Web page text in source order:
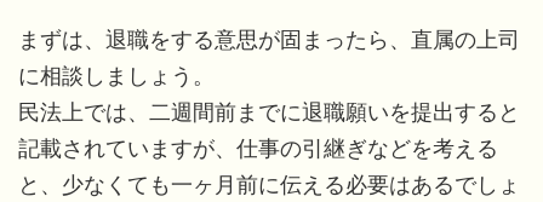
まずは、退職をする意思が固まったら、直属の上司
に相談しましょう。
民法上では、二週間前までに退職願いを提出すると
記載されていますが、仕事の引継ぎなどを考える
と、少なくても一ヶ月前に伝える必要はあるでしょ